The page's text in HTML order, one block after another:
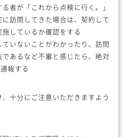
者が「これから点検に行く。」
訪問してきた場合は、契約して
しているか確認をする
いないことがわかったり、訪問
あるなど不審と感じたら、絶対
報する
十分にご注意いただきますよう